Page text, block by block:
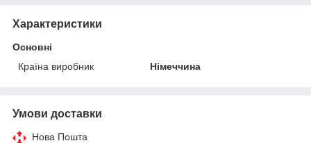
Характеристики
Основні
Країна виробник
Німеччина
Умови доставки
Нова Пошта